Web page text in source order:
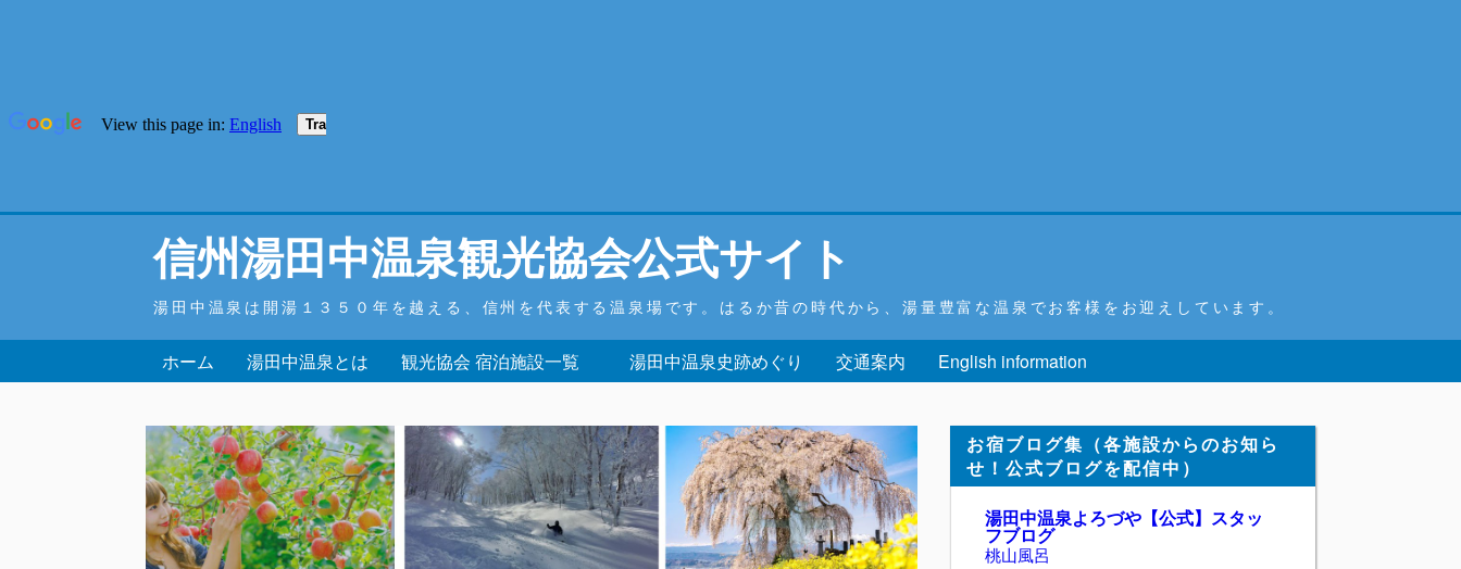
信州湯田中温泉観光協会公式サイト
湯田中温泉は開湯１３５０年を越える、信州を代表する温泉場です。はるか昔の時代から、湯量豊富な温泉でお客様をお迎えしています。
ホーム 湯田中温泉とは 観光協会 宿泊施設一覧 湯田中温泉史跡めぐり 交通案内 English information
お宿ブログ集（各施設からのお知ら
せ！公式ブログを配信中）
湯田中温泉よろづや【公式】スタッ
フブログ
桃山風呂